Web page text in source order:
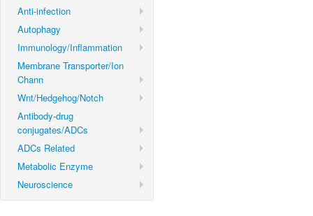
Anti-infection
Autophagy
Immunology/Inflammation
Membrane Transporter/Ion
Chann
Wnt/Hedgehog/Notch
Antibody-drug
conjugates/ADCs
ADCs Related
Metabolic Enzyme
Neuroscience